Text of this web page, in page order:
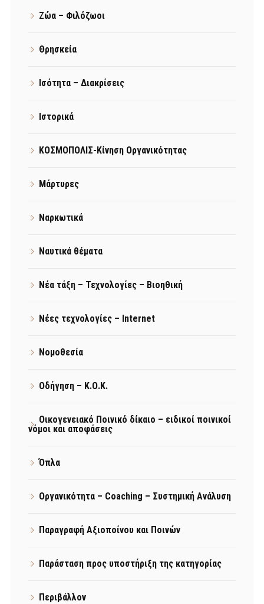
Ζώα – Φιλόζωοι
Θρησκεία
Ισότητα – Διακρίσεις
Ιστορικά
ΚΟΣΜΟΠΟΛΙΣ-Κίνηση Οργανικότητας
Μάρτυρες
Ναρκωτικά
Ναυτικά θέματα
Νέα τάξη – Τεχνολογίες – Βιοηθική
Νέες τεχνολογίες – Internet
Νομοθεσία
Οδήγηση – Κ.Ο.Κ.
Οικογενειακό Ποινικό δίκαιο – ειδικοί ποινικοί
νόμοι και αποφάσεις
Όπλα
Οργανικότητα – Coaching – Συστημική Ανάλυση
Παραγραφή Αξιοποίνου και Ποινών
Παράσταση προς υποστήριξη της κατηγορίας
Περιβάλλον